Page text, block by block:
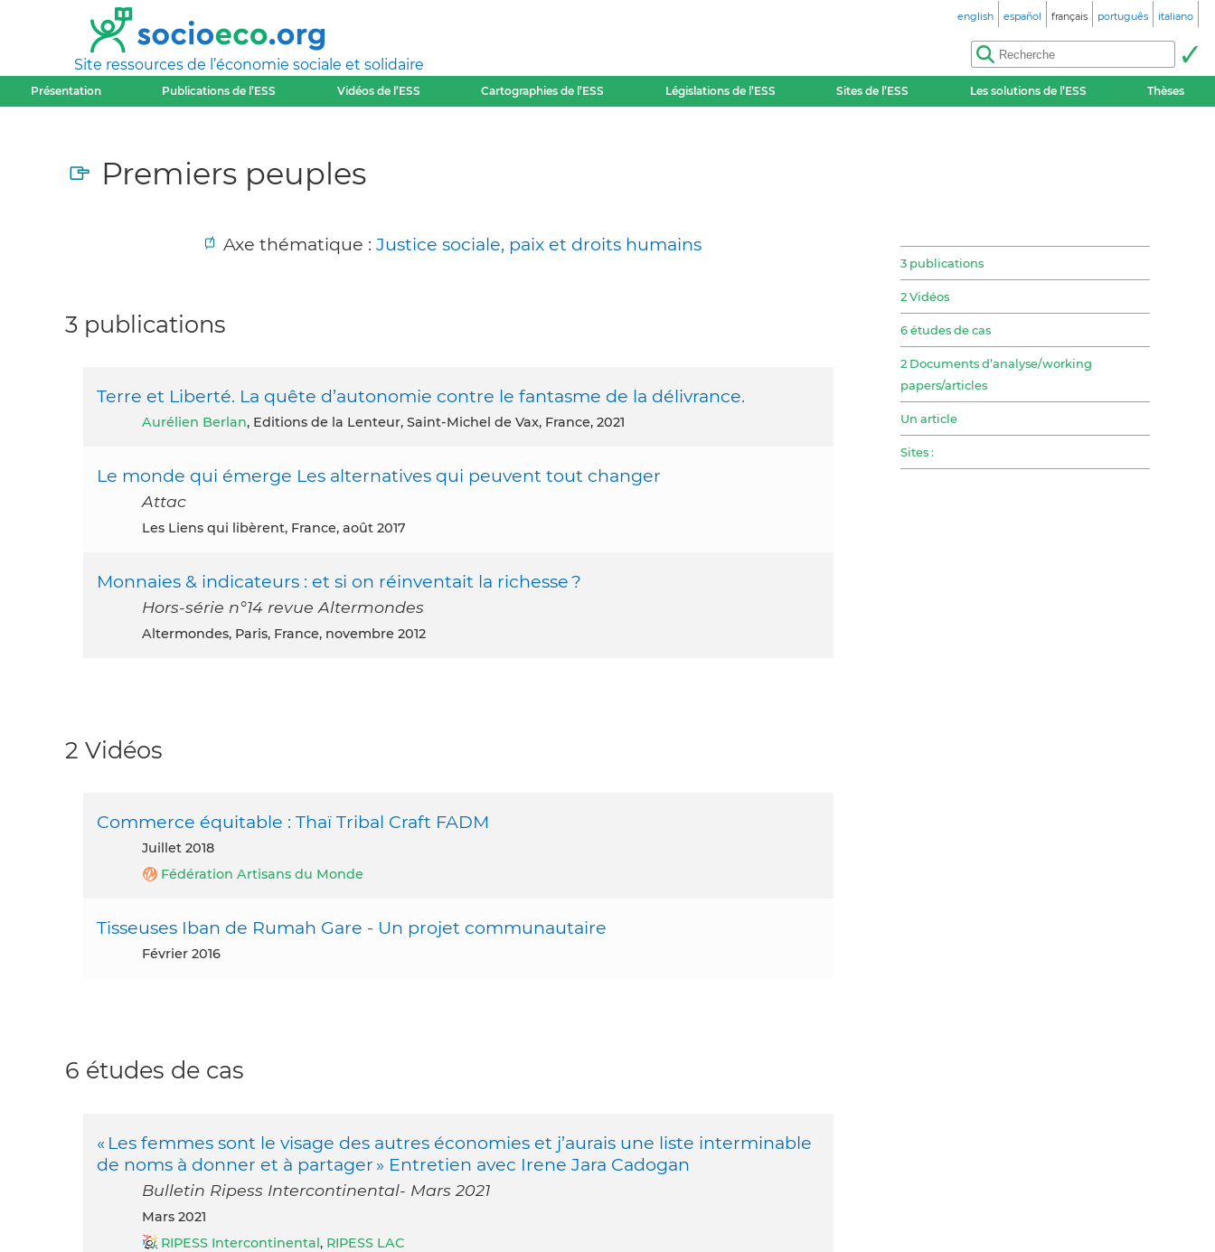
Site ressources de l’économie sociale et solidaire
english español français português italiano
Présentation Publications de l’ESS Vidéos de l’ESS Cartographies de l’ESS Législations de l’ESS Sites de l’ESS Les solutions de l’ESS Thèses
Premiers peuples
Axe thématique : Justice sociale, paix et droits humains
3 publications
2 Vidéos
6 études de cas
2 Documents d’analyse/working
papers/articles
Un article
Sites :
3 publications
Terre et Liberté. La quête d’autonomie contre le fantasme de la délivrance.
Aurélien Berlan, Editions de la Lenteur, Saint-Michel de Vax, France, 2021
Le monde qui émerge Les alternatives qui peuvent tout changer
Attac
Les Liens qui libèrent, France, août 2017
Monnaies & indicateurs : et si on réinventait la richesse ?
Hors-série n°14 revue Altermondes
Altermondes, Paris, France, novembre 2012
2 Vidéos
Commerce équitable : Thaï Tribal Craft FADM
juillet 2018
Fédération Artisans du Monde
Tisseuses Iban de Rumah Gare - Un projet communautaire
février 2016
6 études de cas
« Les femmes sont le visage des autres économies et j’aurais une liste interminable
de noms à donner et à partager » Entretien avec Irene Jara Cadogan
Bulletin Ripess Intercontinental- Mars 2021
mars 2021
RIPESS Intercontinental, RIPESS LAC